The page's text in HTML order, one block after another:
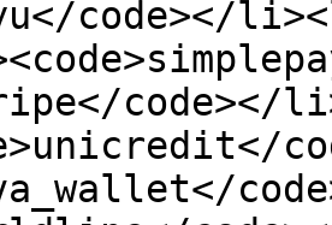
code></
code></